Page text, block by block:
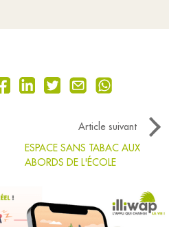
Article suivant
ESPACE SANS TABAC AUX
ABORDS DE L'ÉCOLE